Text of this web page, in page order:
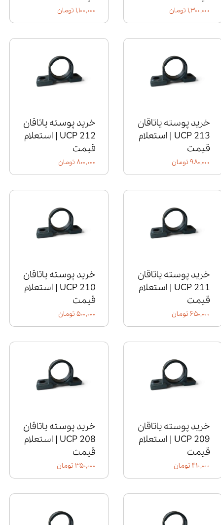
۱,۳۰۰,۰۰۰ تومان ۱,۱۰۰,۰۰۰ تومان
خرید پوسته یاتاقان
UCP 213 | استعلام
قیمت
۹۸۰,۰۰۰ تومان
خرید پوسته یاتاقان
UCP 212 | استعلام
قیمت
۸۰۰,۰۰۰ تومان
خرید پوسته یاتاقان
UCP 211 | استعلام
قیمت
۶۵۰,۰۰۰ تومان
خرید پوسته یاتاقان
UCP 210 | استعلام
قیمت
۵۰۰,۰۰۰ تومان
خرید پوسته یاتاقان
UCP 209 | استعلام
قیمت
۴۱۰,۰۰۰ تومان
خرید پوسته یاتاقان
UCP 208 | استعلام
قیمت
۳۵۰,۰۰۰ تومان